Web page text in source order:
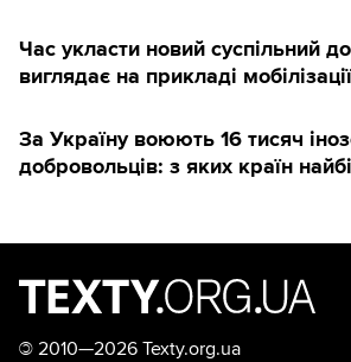
Час укласти новий суспільний
виглядає на прикладі
За Україну воюють 16 тисяч
добровольців: з яких країн
© 2010—2026 Texty.org.ua